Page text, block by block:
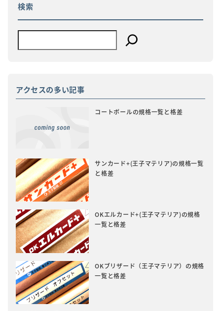
検索
アクセスの多い記事
コートボールの規格一覧と格差
サンカード+(王子マテリア)の規格一覧
と格差
OKエルカード+(王子マテリア)の規格
一覧と格差
OKブリザード（王子マテリア）の規格
一覧と格差